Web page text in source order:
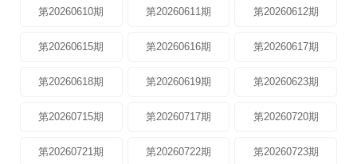
第20260610期 第20260611期 第20260612期
第20260615期 第20260616期 第20260617期
第20260618期 第20260619期 第20260623期
第20260715期 第20260717期 第20260720期
第20260721期 第20260722期 第20260723期